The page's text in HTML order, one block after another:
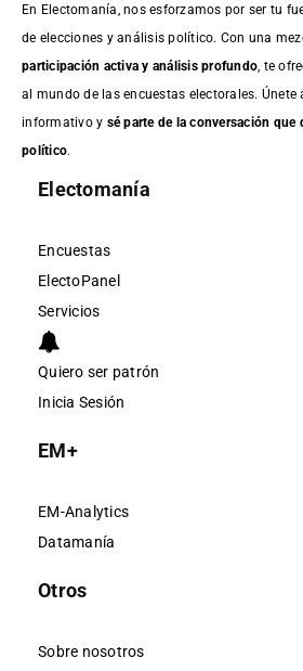
En Electomanía, nos esforzamos por ser tu
de elecciones y análisis político. Con una
participación activa y análisis profundo , te
al mundo de las encuestas electorales. Únete
informativo y sé parte de la conversación
político.
Electomanía
Encuestas
ElectoPanel
Servicios
Quiero ser patrón
Inicia Sesión
EM+
EM-Analytics
Datamanía
Otros
Sobre nosotros